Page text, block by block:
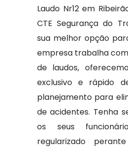
Laudo Nr12 em
CTE Segurança do
sua melhor opção
empresa trabalha
de laudos,
exclusivo e rápido
planejamento para
de acidentes. Tenha
os seus
regularizado